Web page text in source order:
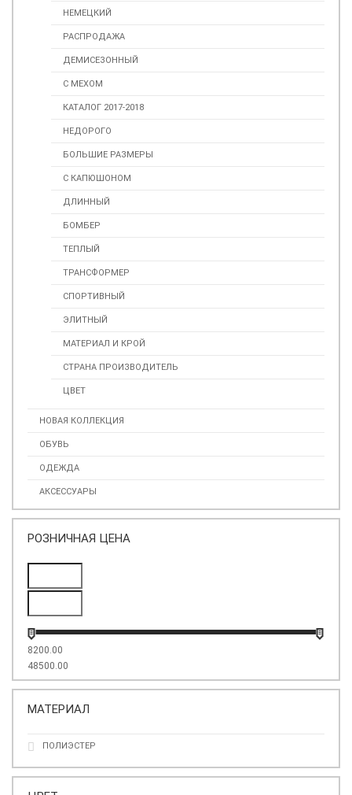
НЕМЕЦКИЙ
РАСПРОДАЖА
ДЕМИСЕЗОННЫЙ
С МЕХОМ
КАТАЛОГ 2017-2018
НЕДОРОГО
БОЛЬШИЕ РАЗМЕРЫ
С КАПЮШОНОМ
ДЛИННЫЙ
БОМБЕР
ТЕПЛЫЙ
ТРАНСФОРМЕР
СПОРТИВНЫЙ
ЭЛИТНЫЙ
МАТЕРИАЛ И КРОЙ
СТРАНА ПРОИЗВОДИТЕЛЬ
ЦВЕТ
НОВАЯ КОЛЛЕКЦИЯ
ОБУВЬ
ОДЕЖДА
АКСЕССУАРЫ
РОЗНИЧНАЯ ЦЕНА
8200.00
48500.00
МАТЕРИАЛ
ПОЛИЭСТЕР